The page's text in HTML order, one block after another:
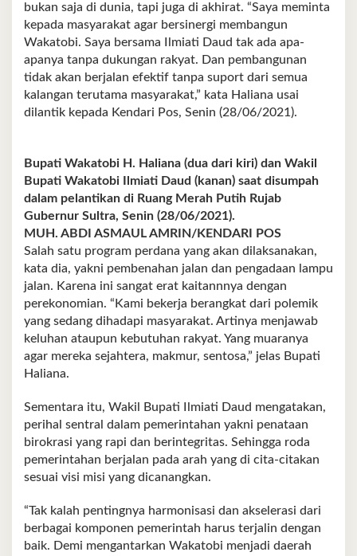
bukan saja di dunia, tapi juga di akhirat. “Saya meminta
kepada masyarakat agar bersinergi membangun
Wakatobi. Saya bersama Ilmiati Daud tak ada apa-
apanya tanpa dukungan rakyat. Dan pembangunan
tidak akan berjalan efektif tanpa suport dari semua
kalangan terutama masyarakat,” kata Haliana usai
dilantik kepada Kendari Pos, Senin (28/06/2021).
Bupati Wakatobi H. Haliana (dua dari kiri) dan Wakil
Bupati Wakatobi Ilmiati Daud (kanan) saat disumpah
dalam pelantikan di Ruang Merah Putih Rujab
Gubernur Sultra, Senin (28/06/2021).
MUH. ABDI ASMAUL AMRIN/KENDARI POS
Salah satu program perdana yang akan dilaksanakan,
kata dia, yakni pembenahan jalan dan pengadaan lampu
jalan. Karena ini sangat erat kaitannnya dengan
perekonomian. “Kami bekerja berangkat dari polemik
yang sedang dihadapi masyarakat. Artinya menjawab
keluhan ataupun kebutuhan rakyat. Yang muaranya
agar mereka sejahtera, makmur, sentosa,” jelas Bupati
Haliana.
Sementara itu, Wakil Bupati Ilmiati Daud mengatakan,
perihal sentral dalam pemerintahan yakni penataan
birokrasi yang rapi dan berintegritas. Sehingga roda
pemerintahan berjalan pada arah yang di cita-citakan
sesuai visi misi yang dicanangkan.
“Tak kalah pentingnya harmonisasi dan akselerasi dari
berbagai komponen pemerintah harus terjalin dengan
baik. Demi mengantarkan Wakatobi menjadi daerah